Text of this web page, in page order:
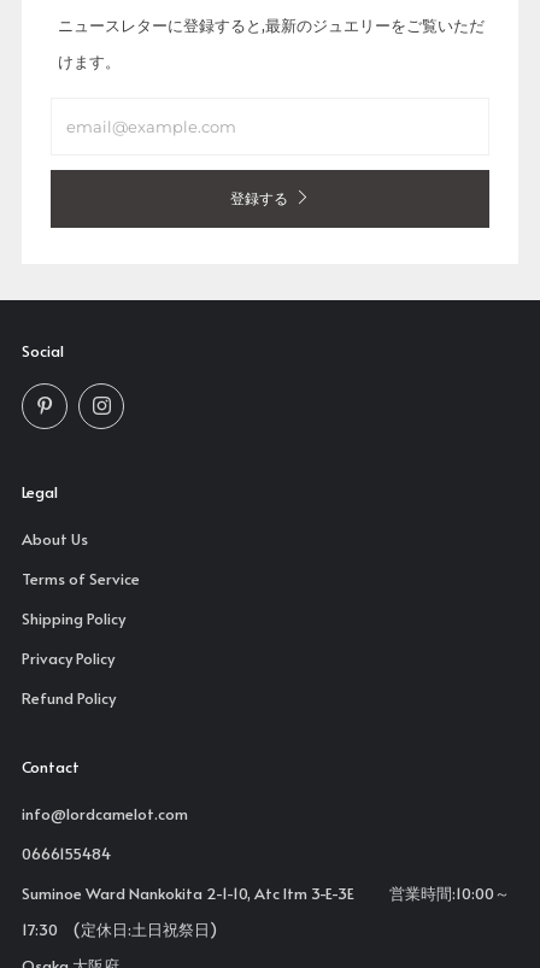
ニュースレターに登録すると,最新のジュエリーをご覧いただ
けます。
登録する
Social
PinterestInstagram
Legal
About Us
Terms of Service
Shipping Policy
Privacy Policy
Refund Policy
Contact
info@lordcamelot.com
0666155484
Suminoe Ward Nankokita 2-1-10, Atc Itm 3-E-3E 営業時間:10:00～
17:30 (定休日:土日祝祭日)